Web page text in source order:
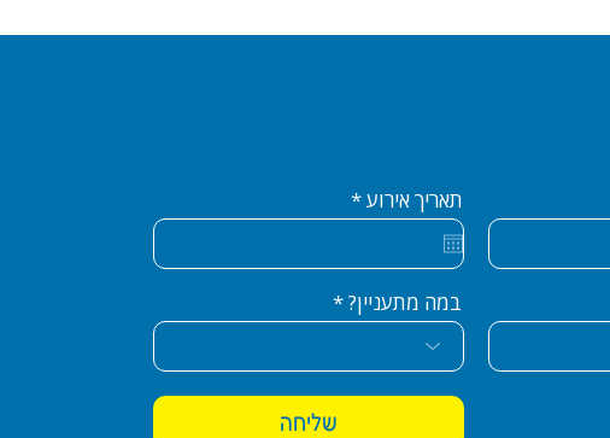
שליחה
תאריך אירוע*
r
e
i
r
eבמה מתעניין?